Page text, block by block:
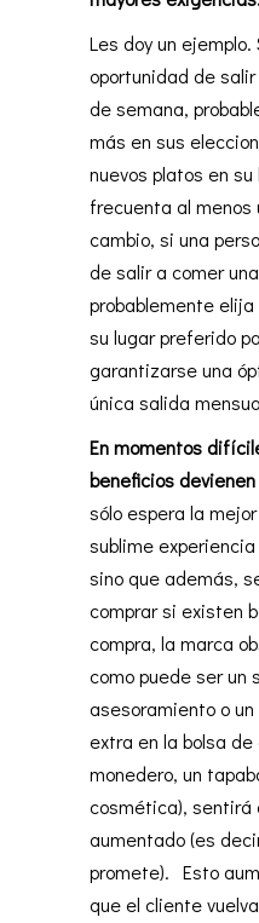
Les doy un
oportunidad de
de semana,
más en sus
nuevos platos en
frecuenta al menos
cambio, si una
de salir a comer
probablemente
su lugar preferido
garantizarse una
única salida
En momentos
beneficios
sólo espera la
sublime experiencia
sino que además,
comprar si existen
compra, la marca
como puede ser un
asesoramiento o
extra en la bolsa de
monedero, un
cosmética), sentirá
aumentado (es
promete). Esto
que el cliente